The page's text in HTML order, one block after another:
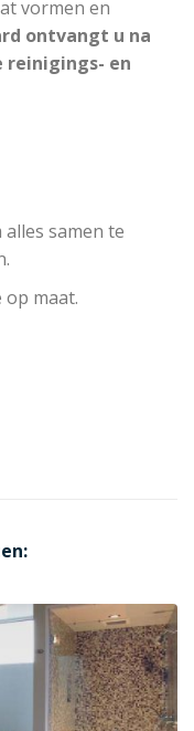
vormen en
ontvangt u na
reinigings- en
samen te
maat.